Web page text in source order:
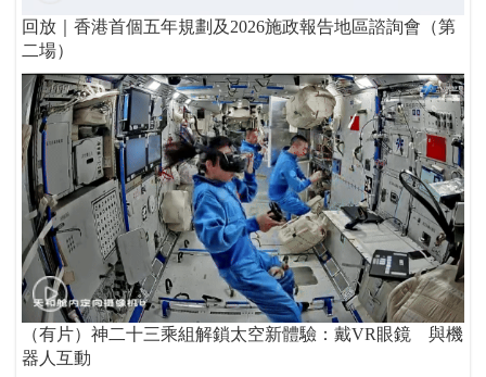
回放｜香港首個五年規劃及2026施政報告地區諮詢會（第
二場）
（有片）神二十三乘組解鎖太空新體驗：戴VR眼鏡 與機
器人互動